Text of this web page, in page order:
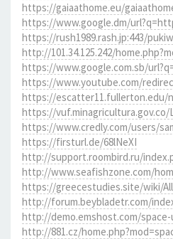
https://gaiaathome.eu/
https://www.google.dm/
https://rush1989.rash.jp:443/
http://101.34.125.242/
https://www.google.com.sb/
https://www.youtube.com/
https://escatter11.fullerton.edu/
https://vuf.minagricultura.gov.co/
https://www.credly.com/users/
https://firsturl.de/68lNeXI
http://support.roombird.ru/
http://www.seafishzone.com/
https://greecestudies.site/wiki/
http://forum.beybladetr.com/
http://demo.emshost.com/space-
http://881.cz/